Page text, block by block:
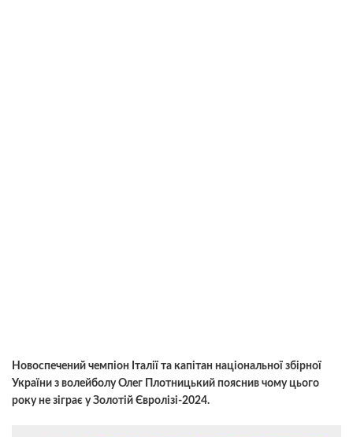
Новоспечений чемпіон Італії та капітан національної збірної
України з волейболу Олег Плотницький пояснив чому цього
року не зіграє у Золотій Євролізі-2024.